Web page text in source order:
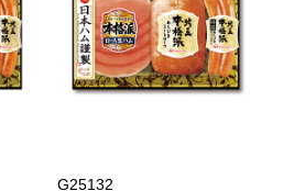
G25132